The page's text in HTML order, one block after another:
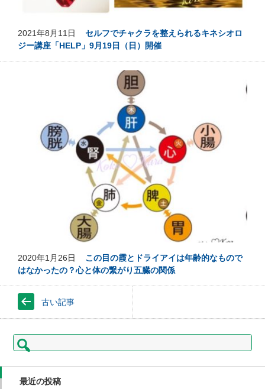
2021年8月11日 セルフでチャクラを整えられるキネシオロ
ジー講座「HELP」9月19日（日）開催
2020年1月26日 この目の霞とドライアイは年齢的なもので
はなかったの？心と体の繋がり五臓の関係
古い記事
検
索:
最近の投稿